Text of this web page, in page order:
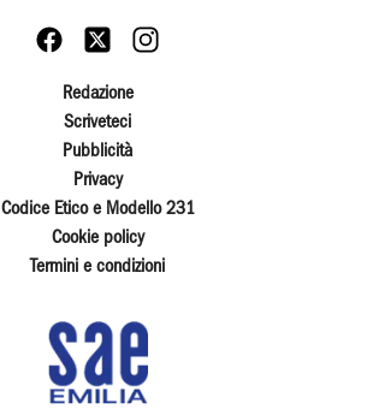
Redazione
Scriveteci
Pubblicità
Privacy
Codice Etico e Modello 231
Cookie policy
Termini e condizioni